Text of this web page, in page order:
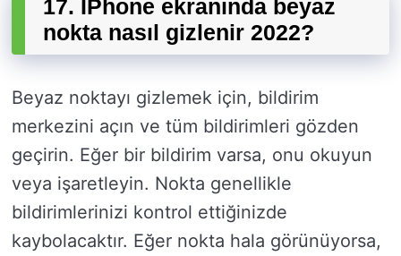
17. İPhone ekranında beyaz
nokta nasıl gizlenir 2022?
Beyaz noktayı gizlemek için, bildirim
merkezini açın ve tüm bildirimleri gözden
geçirin. Eğer bir bildirim varsa, onu okuyun
veya işaretleyin. Nokta genellikle
bildirimlerinizi kontrol ettiğinizde
kaybolacaktır. Eğer nokta hala görünüyorsa,